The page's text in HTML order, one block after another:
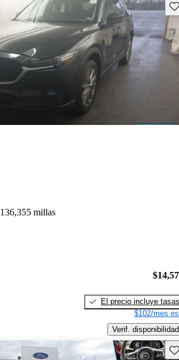
136,355 millas
El precio incluye tasas
$102/mes
Verif. disponibilidad